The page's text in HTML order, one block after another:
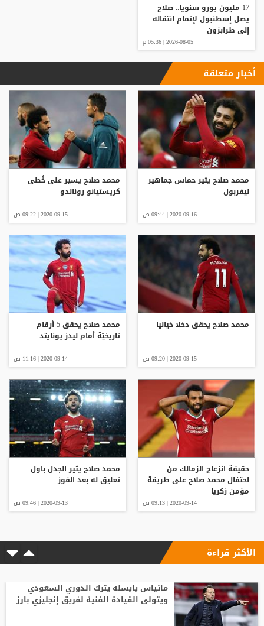
17 مليون يورو سنويا.. صلاح
يصل إسطنبول لإتمام انتقاله
إلى طرابزون
2026-08-05 | 05:36 م
أخبار متعلقة
محمد صلاح يثير حماس جماهير
ليفربول
2020-09-16 | 09:44 ص
محمد صلاح يسير على خُطى
كريستيانو رونالدو
2020-09-15 | 09:22 ص
محمد صلاح يحقق دخلا خياليا
2020-09-15 | 09:20 ص
محمد صلاح يحقق 5 أرقام
تاريخيّة أمام ليدز يونايتد
2020-09-14 | 11:16 ص
حقيقة انزعاج الزمالك من
احتفال محمد صلاح على طريقة
مؤمن زكريا
2020-09-14 | 09:13 ص
محمد صلاح يثير الجدل باول
تعليق له بعد الفوز
2020-09-13 | 09:46 ص
الأكثر قراءة
ماتياس يايسله يترك الدوري السعودي
ويتولى القيادة الفنية لفريق إنجليزي بارز